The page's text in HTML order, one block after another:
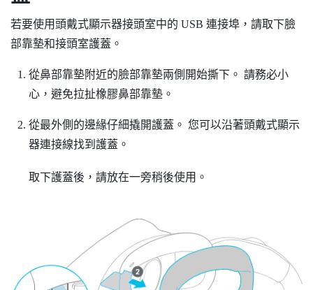
若要使用頭戴式顯示器接頭室中的 USB 連接埠，請取下臉
部靠墊和接頭室護蓋。
從鼻部靠墊附近的臉部靠墊兩側開始撕下。 請務必小
心，避免拉扯橡膠鼻部靠墊。
從最外側的邊緣仔細撬開護蓋。 您可以沿著頭戴式顯示
器連接線找到護蓋。
取下護蓋後，請放在一旁稍後使用。